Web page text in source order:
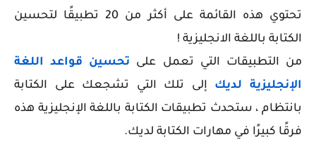
تحتوي هذه القائمة على أكثر من 20 تطبيقًا لتحسين
الكتابة باللغة الانجليزية !
من التطبيقات التي تعمل على تحسين قواعد اللغة
الإنجليزية لديك إلى تلك التي تشجعك على الكتابة
بانتظام ، ستحدث تطبيقات الكتابة باللغة الإنجليزية هذه
فرقًا كبيرًا في مهارات الكتابة لديك.